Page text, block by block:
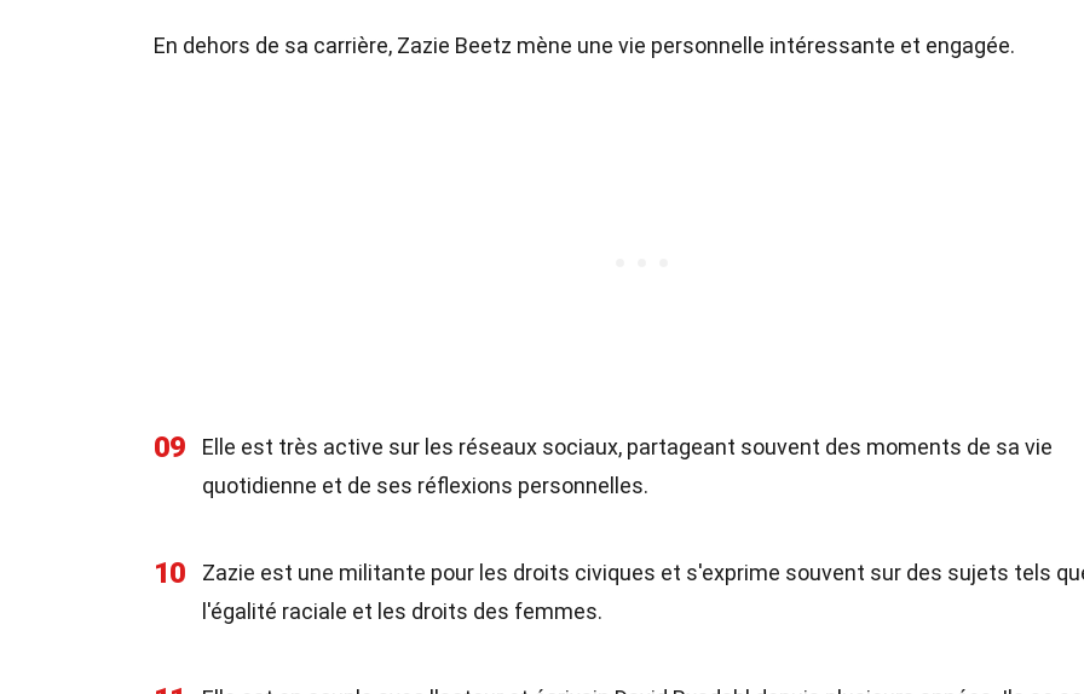
En dehors de sa carrière, Zazie Beetz mène une vie personnelle intéressante et engagée.
09
Elle est très active sur les réseaux sociaux, partageant souvent des moments de sa vie
quotidienne et de ses réflexions personnelles.
10
Zazie est une militante pour les droits civiques et s'exprime souvent sur des sujets tels
l'égalité raciale et les droits des femmes.